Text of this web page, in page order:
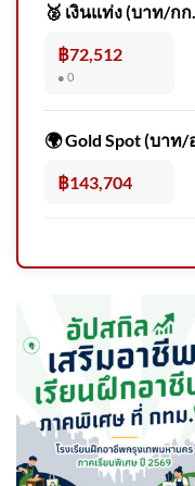
🥈 เงินแท่ง (บาท/กก
฿72,512
● 0
🌍 Gold Spot (บาท
฿143,704